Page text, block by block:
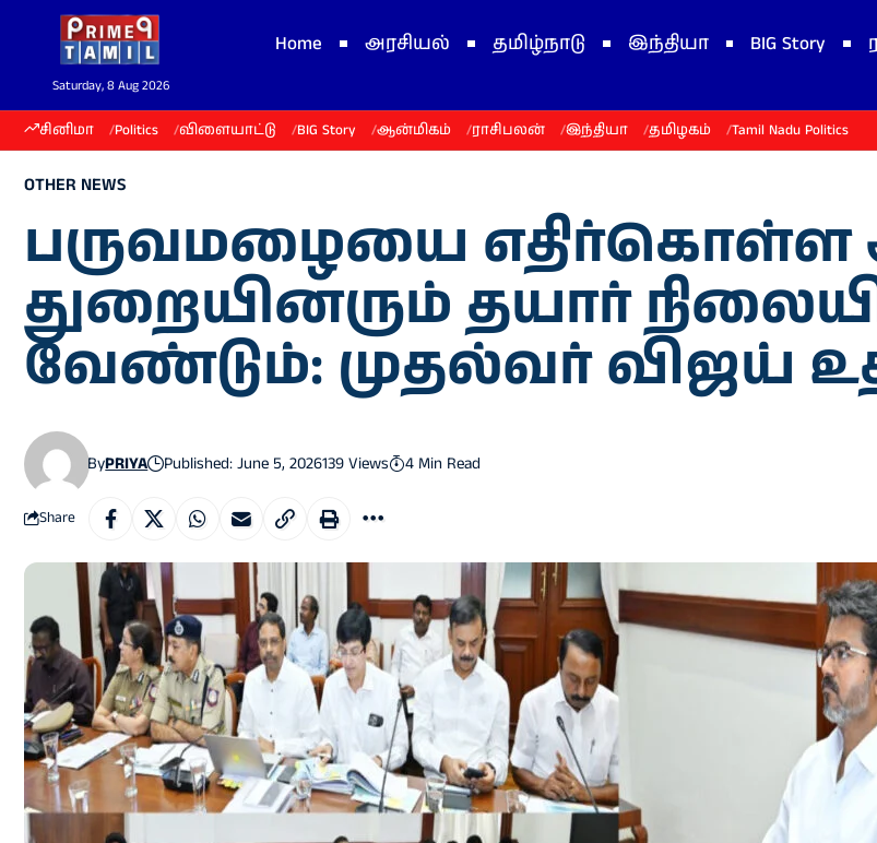
Saturday, 8 Aug 2026
Home அரசியல் தமிழ்நாடு இந்தியா BIG Story
சினிமா Politics விளையாட்டு BIG Story ஆன்மிகம் ராசிபலன் இந்தியா தமிழகம் Tamil Nadu Politics
OTHER NEWS
பருவமழையை
துறையினரும் தயார்
வேண்டும்: முதல்வர் விஜய்
ByPRIYA Published: June 5, 2026139 Views 4 Min Read
Share